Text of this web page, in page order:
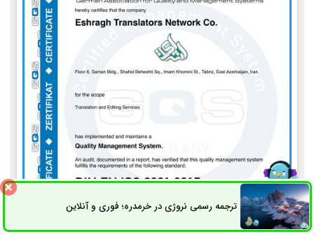
ترجمه رسمی نروژی در خرمدره؛ فوری و آنلاینثبت سفارش راه های ارتباطی